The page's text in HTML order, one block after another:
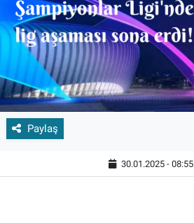
Paylaş
30.01.2025 - 08:55